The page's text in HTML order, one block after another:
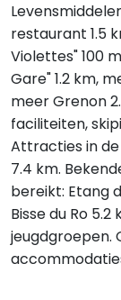
restaurant 1.5
Violettes" 100
Gare" 1.2 km,
meer Grenon
faciliteiten,
Attracties in de
7.4 km.
bereikt: Etang
Bisse du Ro
jeugdgroepen.